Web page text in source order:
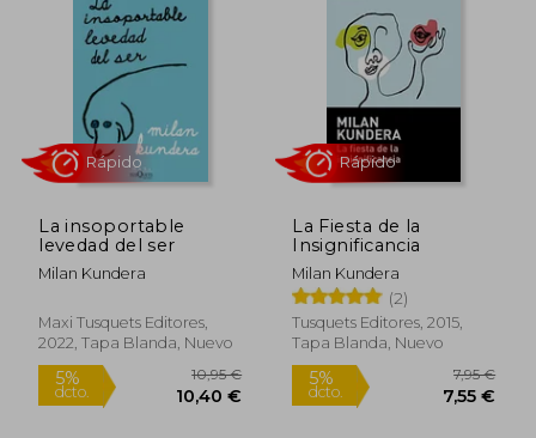
La insoportable
levedad del ser
Milan Kundera
Maxi Tusquets Editores,
2022, Tapa Blanda, Nuevo
La Fiesta de la
Insignificancia
Milan Kundera
(2)
Tusquets Editores, 2015,
Tapa Blanda, Nuevo
Rápido